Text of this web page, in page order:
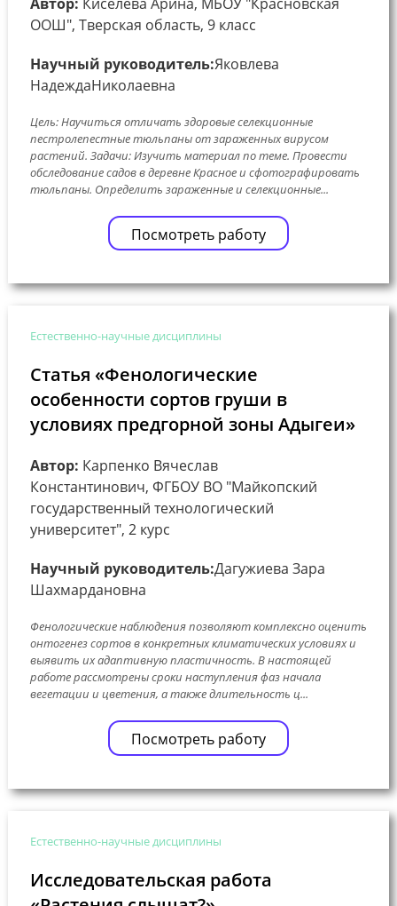
ООШ", Тверская область, 9 класс
Научный руководитель:Яковлева
НадеждаНиколаевна
Цель: Научиться отличать здоровые селекционные
пестролепестные тюльпаны от зараженных вирусом
растений. Задачи: Изучить материал по теме. Провести
обследование садов в деревне Красное и сфотографировать
тюльпаны. Определить зараженные и селекционные...
Посмотреть работу
Естественно-научные дисциплины
Статья «Фенологические
особенности сортов груши в
условиях предгорной зоны Адыгеи»
Автор: Карпенко Вячеслав
Константинович, ФГБОУ ВО "Майкопский
государственный технологический
университет", 2 курс
Научный руководитель:Дагужиева Зара
Шахмардановна
Фенологические наблюдения позволяют комплексно оценить
онтогенез сортов в конкретных климатических условиях и
выявить их адаптивную пластичность. В настоящей
работе рассмотрены сроки наступления фаз начала
вегетации и цветения, а также длительность ц...
Посмотреть работу
Естественно-научные дисциплины
Исследовательская работа